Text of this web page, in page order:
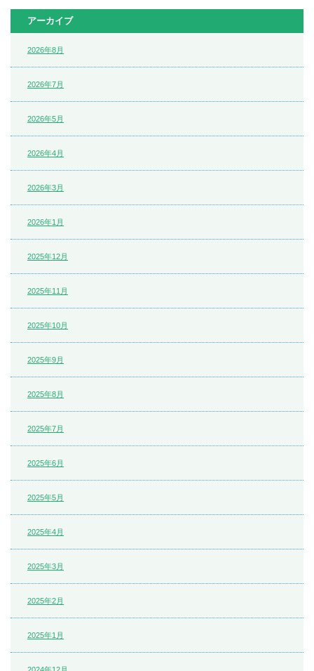
アーカイブ
2026年8月
2026年7月
2026年5月
2026年4月
2026年3月
2026年1月
2025年12月
2025年11月
2025年10月
2025年9月
2025年8月
2025年7月
2025年6月
2025年5月
2025年4月
2025年3月
2025年2月
2025年1月